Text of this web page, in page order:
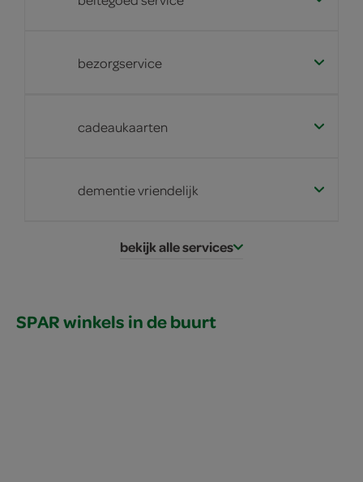
bezorgservice
cadeaukaarten
dementie vriendelijk
bekijk alle services
SPAR winkels in de buurt